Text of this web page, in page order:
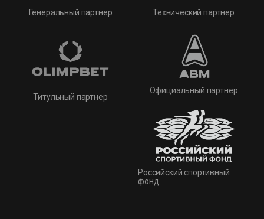
Генеральный партнер
Титульный партнер
Технический партнер
Официальный партнер
Российский спортивный
фонд